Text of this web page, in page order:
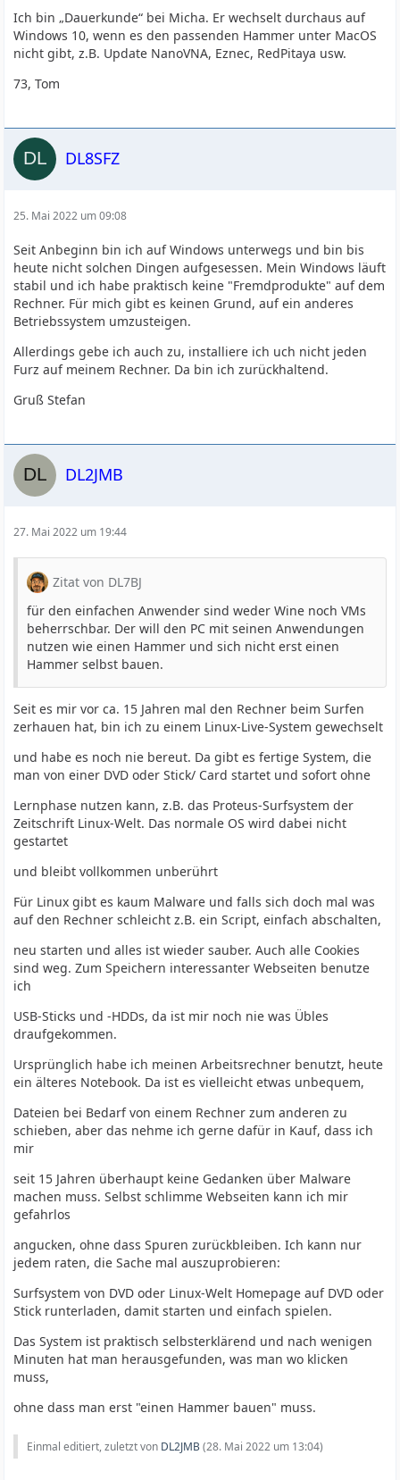
Ich bin „Dauerkunde“ bei Micha. Er wechselt durchaus auf
Windows 10, wenn es den passenden Hammer unter MacOS
nicht gibt, z.B. Update NanoVNA, Eznec, RedPitaya usw.
73, Tom
DL8SFZ
25. Mai 2022 um 09:08
Seit Anbeginn bin ich auf Windows unterwegs und bin bis
heute nicht solchen Dingen aufgesessen. Mein Windows läuft
stabil und ich habe praktisch keine "Fremdprodukte" auf dem
Rechner. Für mich gibt es keinen Grund, auf ein anderes
Betriebssystem umzusteigen.
Allerdings gebe ich auch zu, installiere ich uch nicht jeden
Furz auf meinem Rechner. Da bin ich zurückhaltend.
Gruß Stefan
DL2JMB
27. Mai 2022 um 19:44
Zitat von DL7BJ
für den einfachen Anwender sind weder Wine noch VMs
beherrschbar. Der will den PC mit seinen Anwendungen
nutzen wie einen Hammer und sich nicht erst einen
Hammer selbst bauen.
Seit es mir vor ca. 15 Jahren mal den Rechner beim Surfen
zerhauen hat, bin ich zu einem Linux-Live-System gewechselt
und habe es noch nie bereut. Da gibt es fertige System, die
man von einer DVD oder Stick/ Card startet und sofort ohne
Lernphase nutzen kann, z.B. das Proteus-Surfsystem der
Zeitschrift Linux-Welt. Das normale OS wird dabei nicht
gestartet
und bleibt vollkommen unberührt
Für Linux gibt es kaum Malware und falls sich doch mal was
auf den Rechner schleicht z.B. ein Script, einfach abschalten,
neu starten und alles ist wieder sauber. Auch alle Cookies
sind weg. Zum Speichern interessanter Webseiten benutze
ich
USB-Sticks und -HDDs, da ist mir noch nie was Übles
draufgekommen.
Ursprünglich habe ich meinen Arbeitsrechner benutzt, heute
ein älteres Notebook. Da ist es vielleicht etwas unbequem,
Dateien bei Bedarf von einem Rechner zum anderen zu
schieben, aber das nehme ich gerne dafür in Kauf, dass ich
mir
seit 15 Jahren überhaupt keine Gedanken über Malware
machen muss. Selbst schlimme Webseiten kann ich mir
gefahrlos
angucken, ohne dass Spuren zurückbleiben. Ich kann nur
jedem raten, die Sache mal auszuprobieren:
Surfsystem von DVD oder Linux-Welt Homepage auf DVD oder
Stick runterladen, damit starten und einfach spielen.
Das System ist praktisch selbsterklärend und nach wenigen
Minuten hat man herausgefunden, was man wo klicken
muss,
ohne dass man erst "einen Hammer bauen" muss.
Einmal editiert, zuletzt von DL2JMB(28. Mai 2022 um 13:04)